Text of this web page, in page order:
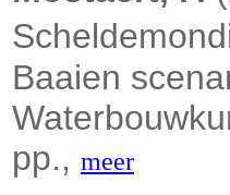
Baaien
pp., meer